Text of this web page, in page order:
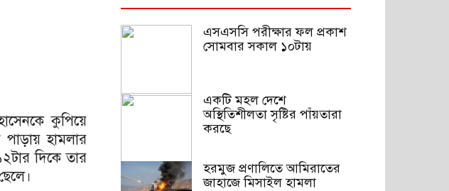
কুপিয়ে
পাড়ায় হামলার
দিকে তার
এসএসসি পরীক্ষার ফল প্রকাশ
সোমবার সকাল ১০টায়
একটি মহল দেশে
অস্থিতিশীলতা সৃষ্টির পাঁয়তারা
করছে
হরমুজ প্রণালিতে আমিরাতের
জাহাজে মিসাইল হামলা